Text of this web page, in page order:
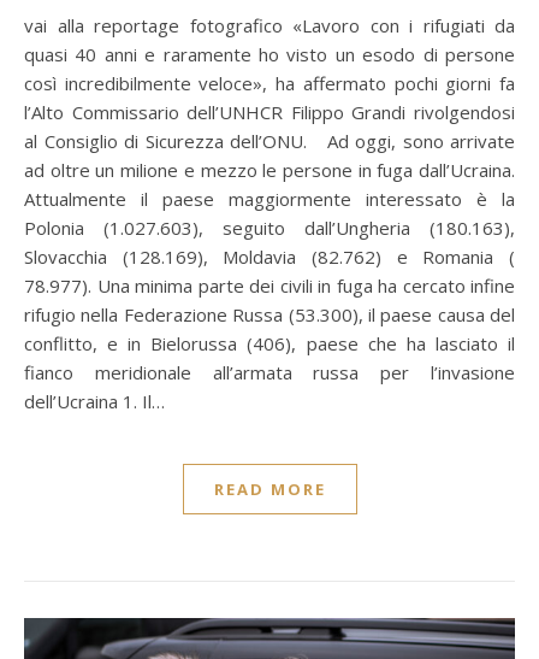
vai alla reportage fotografico «Lavoro con i rifugiati da
quasi 40 anni e raramente ho visto un esodo di persone
così incredibilmente veloce», ha affermato pochi giorni fa
l’Alto Commissario dell’UNHCR Filippo Grandi rivolgendosi
al Consiglio di Sicurezza dell’ONU. Ad oggi, sono arrivate
ad oltre un milione e mezzo le persone in fuga dall’Ucraina.
Attualmente il paese maggiormente interessato è la
Polonia (1.027.603), seguito dall’Ungheria (180.163),
Slovacchia (128.169), Moldavia (82.762) e Romania (​​
78.977). Una minima parte dei civili in fuga ha cercato infine
rifugio nella Federazione Russa (53.300), il paese causa del
conflitto, e in Bielorussa (406), paese che ha lasciato il
fianco meridionale all’armata russa per l’invasione
dell’Ucraina 1. Il…
READ MORE